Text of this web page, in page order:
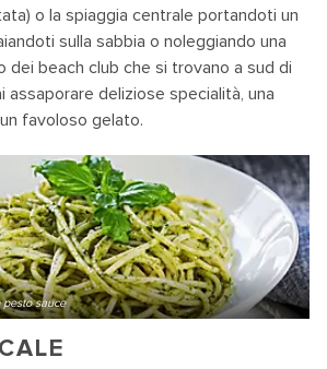
o la spiaggia centrale portandoti un
sulla sabbia o noleggiando una
dei beach club che si trovano a sud di
assaporare deliziose specialità, una
favoloso gelato.
pesto sauce